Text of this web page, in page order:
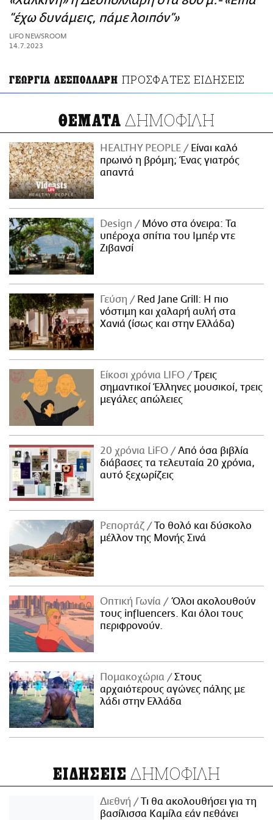
ΑΜΠΑ
PRINT
“έχω δυνάμεις, πάμε λοιπόν”»
LIFO NEWSROOM
14.7.2023
ΓΕΩΡΓΙΑ ΔΕΣΠΟΛΛΑΡΗ ΠΡΟΣΦΑΤΕΣ ΕΙΔΗΣΕΙΣ
ΘΕΜΑΤΑ ΔΗΜΟΦΙΛΗ
HEALTHY PEOPLE
Είναι καλό
πρωινό η βρόμη; Ένας γιατρός
απαντά
Design
Μόνο στα όνειρα: Τα
υπέροχα σπίτια του Ιμπέρ ντε
Ζιβανσί
Γεύση
Red Jane Grill: Η πιο
νόστιμη και χαλαρή αυλή στα
Χανιά (ίσως και στην Ελλάδα)
Είκοσι χρόνια LIFO
Tρεις
σημαντικοί Έλληνες μουσικοί, τρεις
μεγάλες απώλειες
20 χρόνια LiFO
Από όσα βιβλία
διάβασες τα τελευταία 20 χρόνια,
αυτό ξεχωρίζεις
Ρεπορτάζ
Το θολό και δύσκολο
μέλλον της Μονής Σινά
Οπτική Γωνία
Όλοι ακολουθούν
τους influencers. Και όλοι τους
περιφρονούν.
Πομακοχώρια
Στους
αρχαιότερους αγώνες πάλης με
λάδι στην Ελλάδα
ΕΙΔΗΣΕΙΣ ΔΗΜΟΦΙΛΗ
Διεθνή
Τι θα ακολουθήσει για τη
βασίλισσα Καμίλα εάν πεθάνει